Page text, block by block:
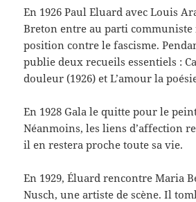
En 1926 Paul Eluard avec Louis
Breton entre au parti communiste
position contre le fascisme.
publie deux recueils essentiels :
douleur (1926) et L’amour la
En 1928 Gala le quitte pour le
Néanmoins, les liens d’affection
il en restera proche toute sa vie.
En 1929, Éluard rencontre Maria
Nusch, une artiste de scène. Il